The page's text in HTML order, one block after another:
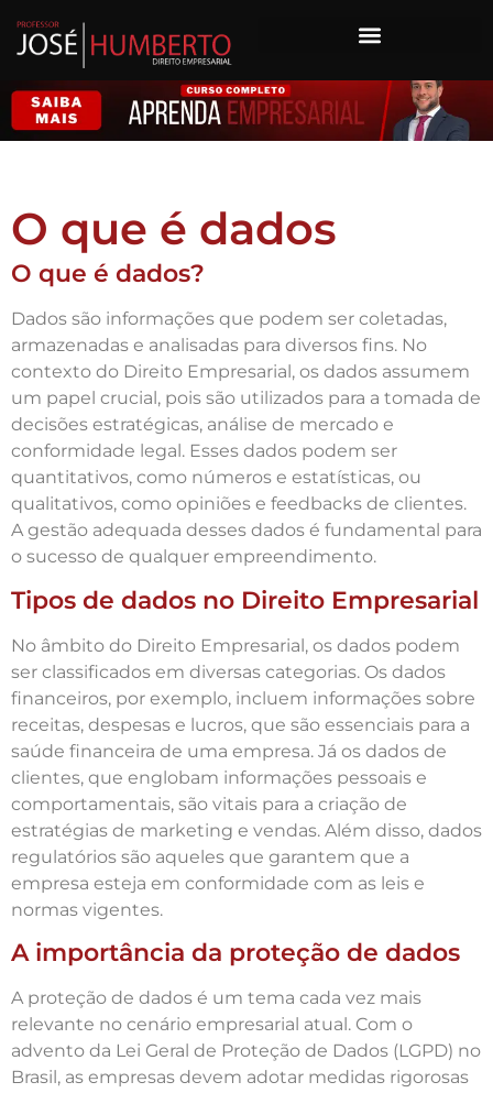
O que é dados
O que é dados?
Dados são informações que podem ser coletadas,
armazenadas e analisadas para diversos fins. No
contexto do Direito Empresarial, os dados assumem
um papel crucial, pois são utilizados para a tomada de
decisões estratégicas, análise de mercado e
conformidade legal. Esses dados podem ser
quantitativos, como números e estatísticas, ou
qualitativos, como opiniões e feedbacks de clientes.
A gestão adequada desses dados é fundamental para
o sucesso de qualquer empreendimento.
Tipos de dados no Direito Empresarial
No âmbito do Direito Empresarial, os dados podem
ser classificados em diversas categorias. Os dados
financeiros, por exemplo, incluem informações sobre
receitas, despesas e lucros, que são essenciais para a
saúde financeira de uma empresa. Já os dados de
clientes, que englobam informações pessoais e
comportamentais, são vitais para a criação de
estratégias de marketing e vendas. Além disso, dados
regulatórios são aqueles que garantem que a
empresa esteja em conformidade com as leis e
normas vigentes.
A importância da proteção de dados
A proteção de dados é um tema cada vez mais
relevante no cenário empresarial atual. Com o
advento da Lei Geral de Proteção de Dados (LGPD) no
Brasil, as empresas devem adotar medidas rigorosas